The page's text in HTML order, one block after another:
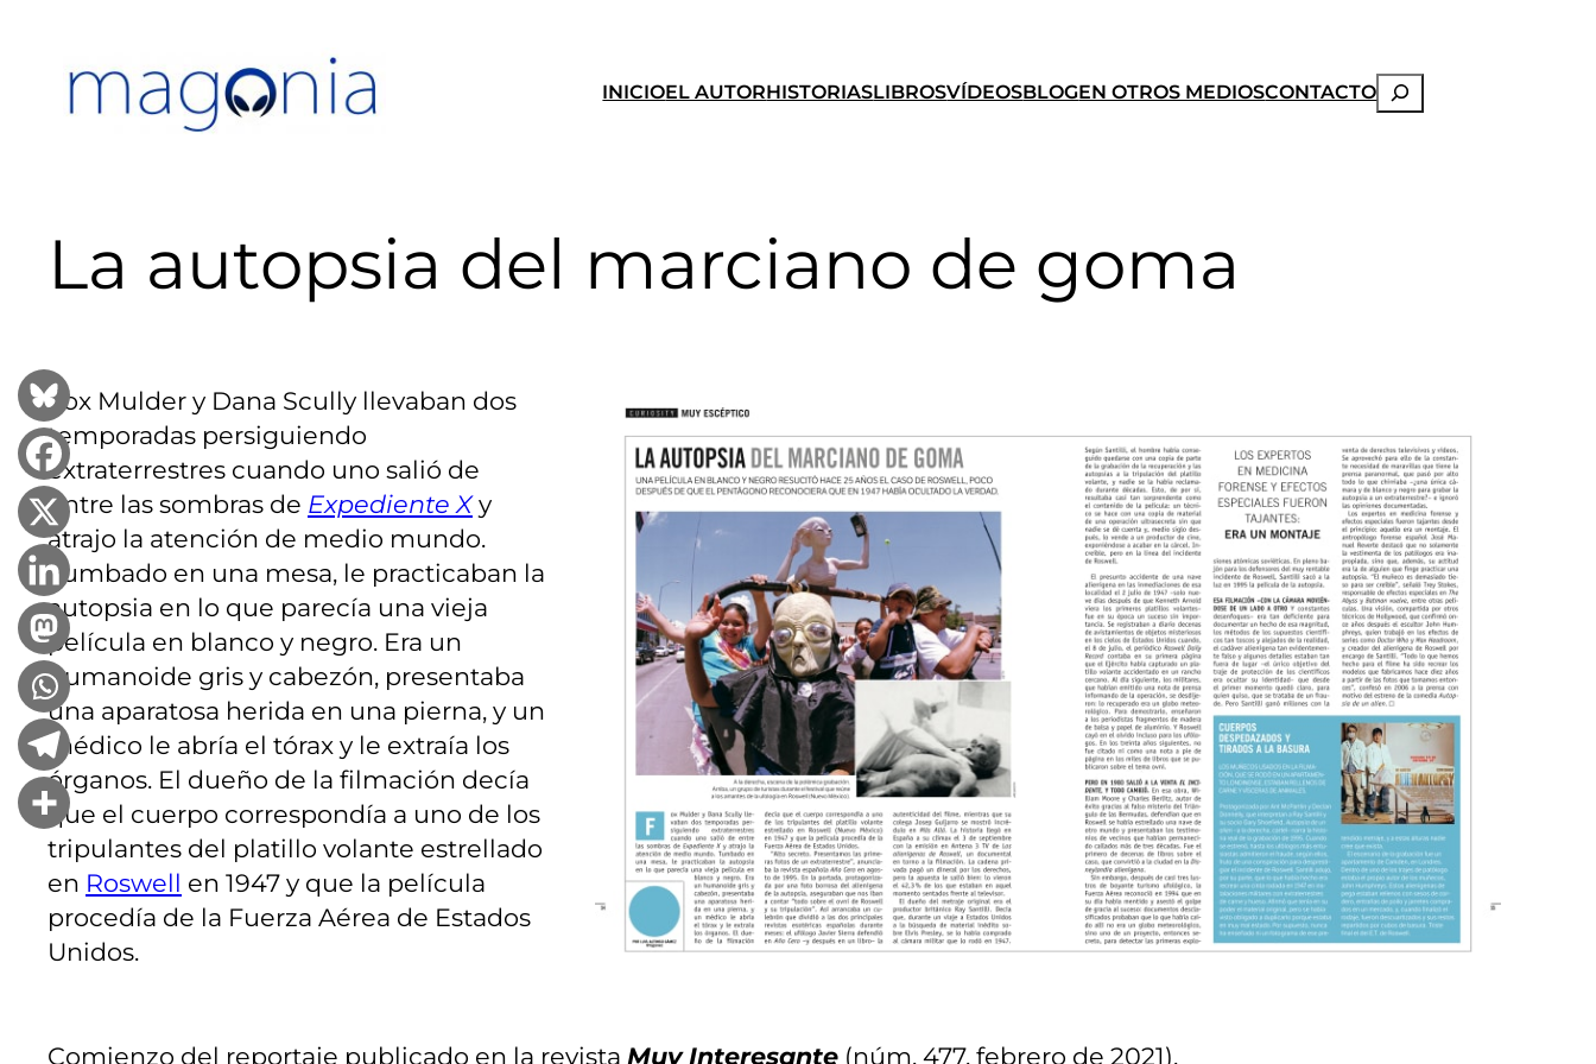
contenido
INICIOEL AUTORHISTORIASLIBROSVÍDEOSBLOGEN OTROS MEDIOSCONTACTOBuscar
La autopsia del marciano de goma
Fox Mulder y Dana Scully llevaban dos
temporadas persiguiendo
extraterrestres cuando uno salió de
entre las sombras de Expediente Xy
atrajo la atención de medio mundo.
Tumbado en una mesa, le practicaban la
autopsia en lo que parecía una vieja
película en blanco y negro. Era un
humanoide gris y cabezón, presentaba
una aparatosa herida en una pierna, y un
médico le abría el tórax y le extraía los
órganos. El dueño de la filmación decía
que el cuerpo correspondía a uno de los
tripulantes del platillo volante estrellado
en Roswell en 1947 y que la película
procedía de la Fuerza Aérea de Estados
Unidos.
Comienzo del reportaje publicado en la revista Muy Interesante (núm. 477, febrero de 2021).